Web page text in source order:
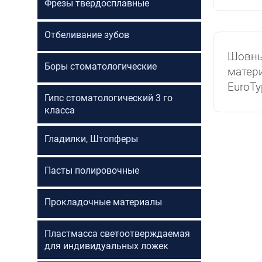
Фрезы твердосплавные
Отбеливание зубов
Боры стоматологические
Гипс стоматологический 3 го
класса
Гладилки, Штопферы
Пасты полировочные
Прокладочные материалы
Пластмасса светоотверждаемая
для индивидуальных ложек